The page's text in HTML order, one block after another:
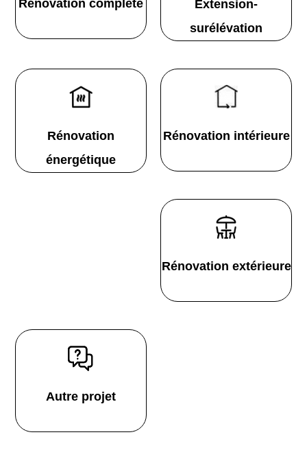
Rénovation complète
Extension-
surélévation
Rénovation
énergétique
Rénovation intérieure
Rénovation extérieure
Autre projet